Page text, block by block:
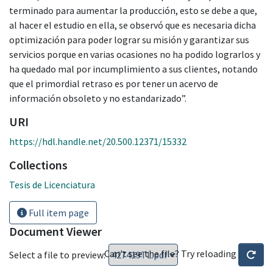
terminado para aumentar la producción, esto se debe a que,
al hacer el estudio en ella, se observó que es necesaria dicha
optimización para poder lograr su misión y garantizar sus
servicios porque en varias ocasiones no ha podido lograrlos y
ha quedado mal por incumplimiento a sus clientes, notando
que el primordial retraso es por tener un acervo de
información obsoleto y no estandarizado”.
URI
https://hdl.handle.net/20.500.12371/15332
Collections
Tesis de Licenciatura
Full item page
Document Viewer
Select a file to preview:Can't see the file? Try reloading